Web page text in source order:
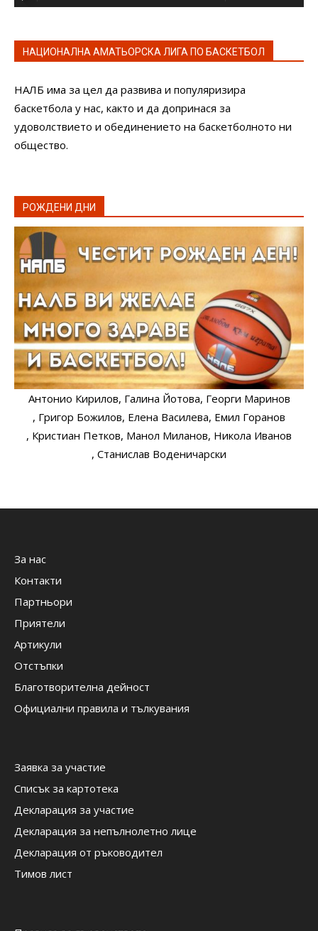
НАЦИОНАЛНА АМАТЬОРСКА ЛИГА ПО БАСКЕТБОЛ
НАЛБ има за цел да развива и популяризира
баскетбола у нас, както и да допринася за
удоволствието и обединението на баскетболното ни
общество.
РОЖДЕНИ ДНИ
Антонио Кирилов, Галина Йотова, Георги Маринов
, Григор Божилов, Елена Василева, Емил Горанов
, Кристиан Петков, Манол Миланов, Никола Иванов
, Станислав Воденичарски
За нас
Контакти
Партньори
Приятели
Артикули
Отстъпки
Благотворителна дейност
Официални правила и тълкувания
Заявка за участие
Списък за картотека
Декларация за участие
Декларация за непълнолетно лице
Декларация от ръководител
Тимов лист